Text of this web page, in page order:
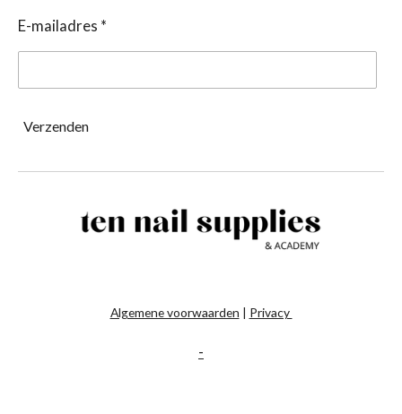
E-mailadres *
Verzenden
Algemene voorwaarden | Privacy
-